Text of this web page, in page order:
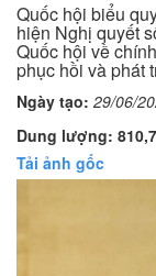
Quốc hội biểu
hiện Nghị quyết
Quốc hội về
phục hồi và phát
Ngày tạo: 29/06/
Dung lượng:
Tải ảnh gốc